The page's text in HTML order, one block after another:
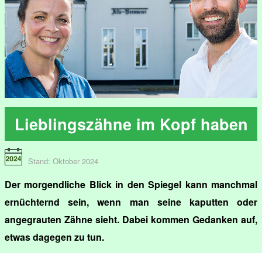
Lieblingszähne im Kopf haben
Stand: Oktober 2024
Der morgendliche Blick in den Spiegel kann manchmal
ernüchternd sein, wenn man seine kaputten oder
angegrauten Zähne sieht. Dabei kommen Gedanken auf,
etwas dagegen zu tun.